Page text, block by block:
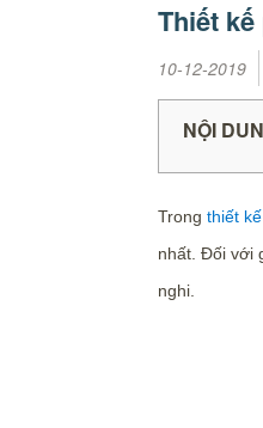
Thiết
10-12-2019
NỘI
Trong thiết
nhất. Đối với
nghi.